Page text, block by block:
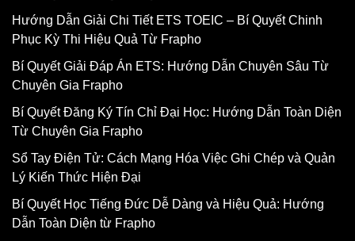
Hướng Dẫn Giải Chi Tiết ETS TOEIC – Bí Quyết Chinh
Phục Kỳ Thi Hiệu Quả Từ Frapho
Bí Quyết Giải Đáp Án ETS: Hướng Dẫn Chuyên Sâu Từ
Chuyên Gia Frapho
Bí Quyết Đăng Ký Tín Chỉ Đại Học: Hướng Dẫn Toàn Diện
Từ Chuyên Gia Frapho
Sổ Tay Điện Tử: Cách Mạng Hóa Việc Ghi Chép và Quản
Lý Kiến Thức Hiện Đại
Bí Quyết Học Tiếng Đức Dễ Dàng và Hiệu Quả: Hướng
Dẫn Toàn Diện từ Frapho